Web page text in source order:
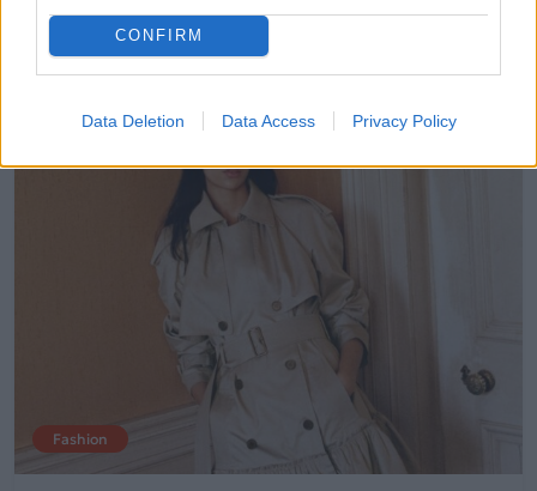
CONFIRM
Data Deletion Data Access Privacy Policy
03.08.2026
Fashion